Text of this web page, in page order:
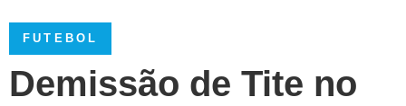
FUTEBOL
Demissão de Tite no